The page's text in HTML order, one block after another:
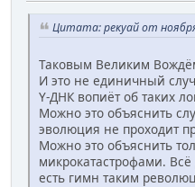
Цитата: рекуай от
Таковым Великим
И это не единичный
Y-ДНК вопиёт об таких
Можно это объяснить
эволюция не проходит
Можно это объяснить
микрокатастрофами.
есть гимн таким